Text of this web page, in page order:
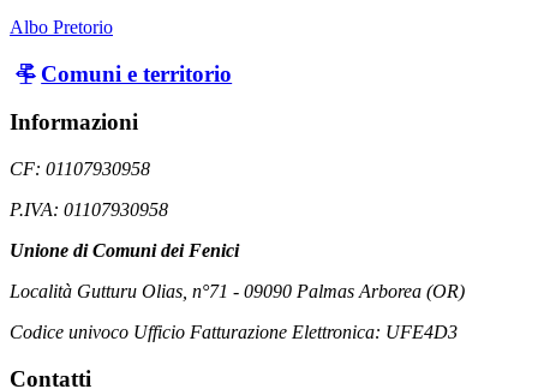
Albo Pretorio
Comuni e territorio
Informazioni
CF: 01107930958
P.IVA: 01107930958
Unione di Comuni dei Fenici
Località Gutturu Olias, n°71 - 09090 Palmas Arborea (OR)
Codice univoco Ufficio Fatturazione Elettronica: UFE4D3
Contatti